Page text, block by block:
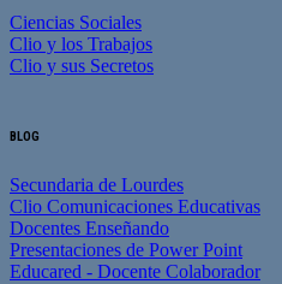
Ciencias Sociales
Clio y los Trabajos
Clio y sus Secretos
BLOG
Secundaria de Lourdes
Clio Comunicaciones Educativas
Docentes Enseñando
Presentaciones de Power Point
Educared - Docente Colaborador